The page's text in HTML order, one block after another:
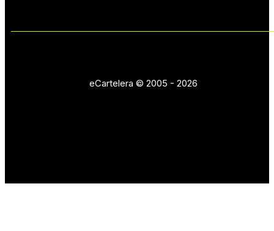
eCartelera © 2005 - 2026